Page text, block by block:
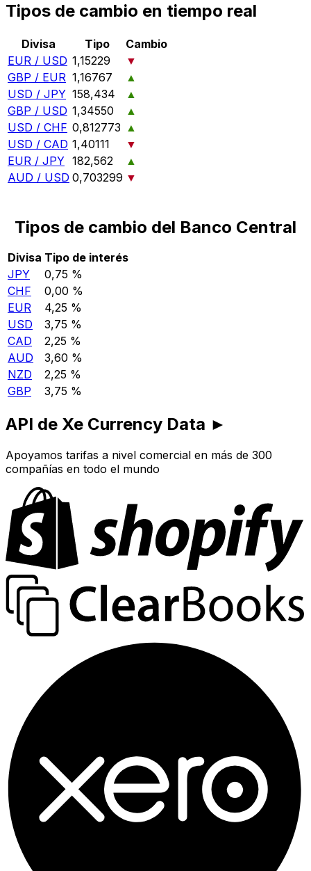
Tipos de cambio en tiempo real
Divisa Tipo
Cambio
EUR / USD 1,15229
▼
GBP / EUR 1,16767
▲
USD / JPY 158,434
▲
GBP / USD 1,34550
▲
USD / CHF 0,812773 ▲
USD / CAD 1,40111
▼
EUR / JPY 182,562
▲
AUD / USD 0,703299 ▼
Tipos de cambio del Banco Central
Divisa Tipo de interés
JPY
0,75 %
CHF
0,00 %
EUR
4,25 %
USD
3,75 %
CAD
2,25 %
AUD
3,60 %
NZD
2,25 %
GBP
3,75 %
API de Xe Currency Data ►
Apoyamos tarifas a nivel comercial en más de 300
compañías en todo el mundo